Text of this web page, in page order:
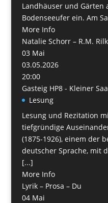
Landhäuser und Gärten
Bodenseeufer ein. Am
More Info
Natalie Schorr – R.M.
03 Mai
03.05.2026
20:00
Gasteig HP8 - Kleiner
Lesung
Lesung und Rezitation
tiefgründige
(1875-1926), einem der
deutscher Sprache, mit
[...]
More Info
Lyrik – Prosa – Du
04 Mai